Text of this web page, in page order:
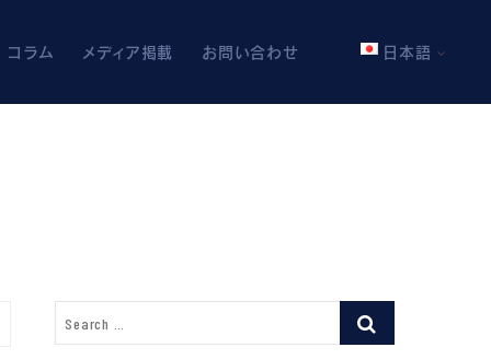
コラム メディア掲載 お問い合わせ 日本語